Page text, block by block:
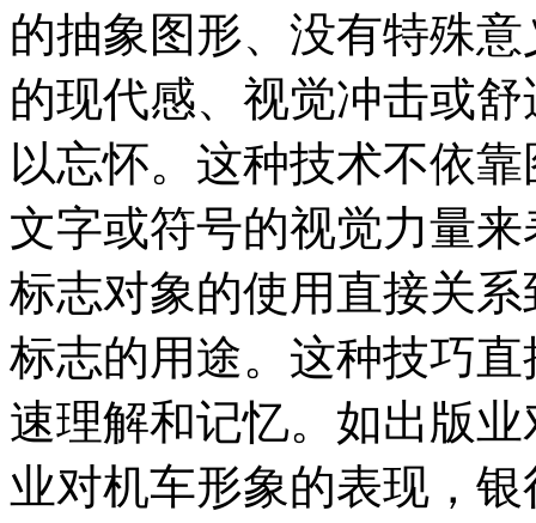
的抽象图形、没有特殊
的现代感、视觉冲击或
以忘怀。这种技术不依
文字或符号的视觉力量
标志对象的使用直接关
标志的用途。这种技巧
速理解和记忆。如出版
业对机车形象的表现，